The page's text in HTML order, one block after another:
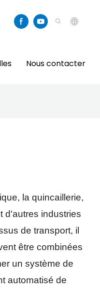
Nous contacter
la quincaillerie,
d'autres industries
de transport, il
être combinées
un système de
automatisé de